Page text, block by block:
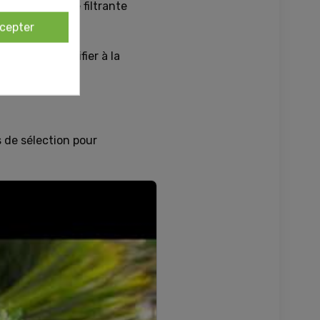
pour une base filtrante
fibre puis vérifier à la
de sélection pour